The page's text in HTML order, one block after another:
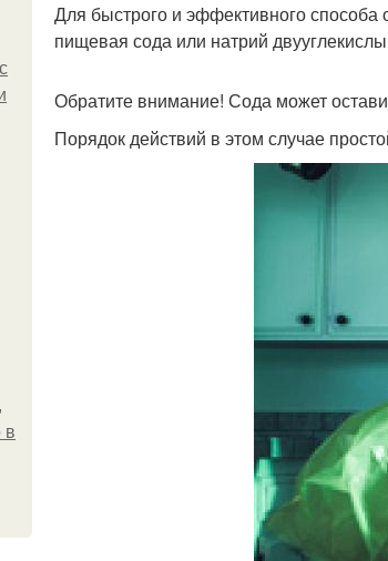
в
Для быстрого и эффективного способа
пищевая сода или натрий
Обратите внимание! Сода может
Порядок действий в этом случае